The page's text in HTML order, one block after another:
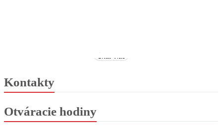
Čítať viac
Kontakty
Otváracie hodiny